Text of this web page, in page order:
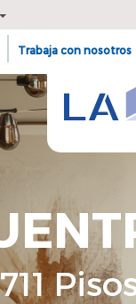
Trabaja con nosotros